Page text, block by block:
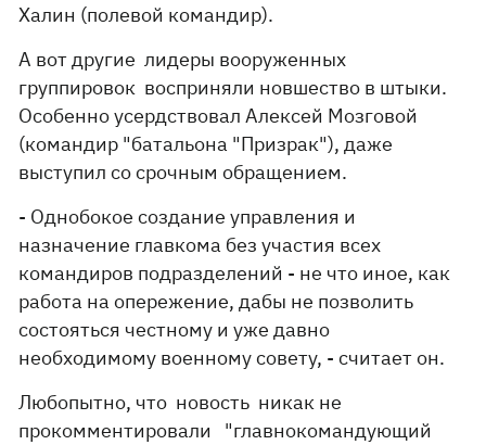
Халин (полевой командир).
А вот другие лидеры во­оруженных
группировок восприняли новшество в штыки.
Особенно усердствовал Алексей Мозговой
(командир "батальона "Призрак"), даже
выступил со срочным обращением.
- Однобокое создание управления и
назначение главкома без участия всех
командиров подразделений - не что иное, как
работа на опережение, дабы не позволить
состояться честному и уже давно
необходимому военному совету, - считает он.
Любопытно, что новость никак не
прокомментировали "главнокомандующий